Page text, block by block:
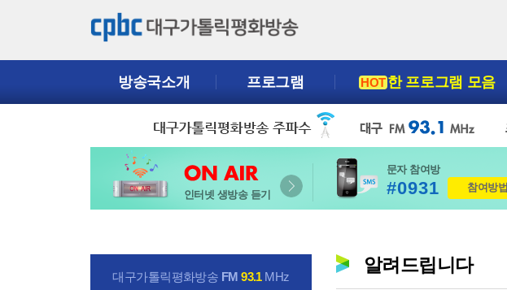
방송국소개 프로그램 HOT한 프로그램 모음
인터넷 생방송 듣기
문자 참여방
#0931 참여방법
대구가톨릭평화방송 FM93.1MHz
알려드립니다